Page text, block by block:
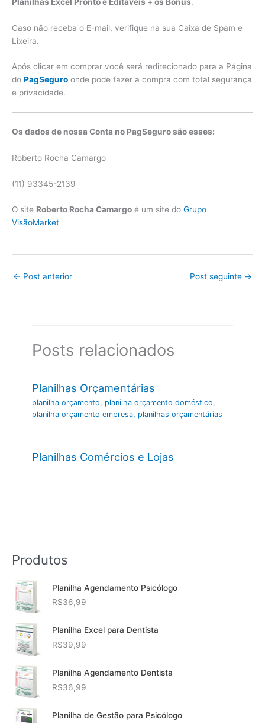
Caso não receba o E-mail, verifique na sua Caixa de Spam e
Lixeira.
Após clicar em comprar você será redirecionado para a Página
do PagSeguro onde pode fazer a compra com total segurança
e privacidade.
Os dados de nossa Conta no PagSeguro são esses:
Roberto Rocha Camargo
(11) 93345-2139
O site Roberto Rocha Camargo é um site do Grupo
VisãoMarket
← Post anterior Post seguinte →
Posts relacionados
Planilhas Orçamentárias
planilha orçamento, planilha orçamento doméstico,
planilha orçamento empresa, planilhas orçamentárias
Planilhas Comércios e Lojas
Produtos
Planilha Agendamento Psicólogo
R$36,99
Planilha Excel para Dentista
R$39,99
Planilha Agendamento Dentista
R$36,99
Planilha de Gestão para Psicólogo